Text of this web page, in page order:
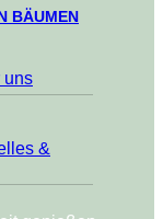
BÄUMEN
uns
&